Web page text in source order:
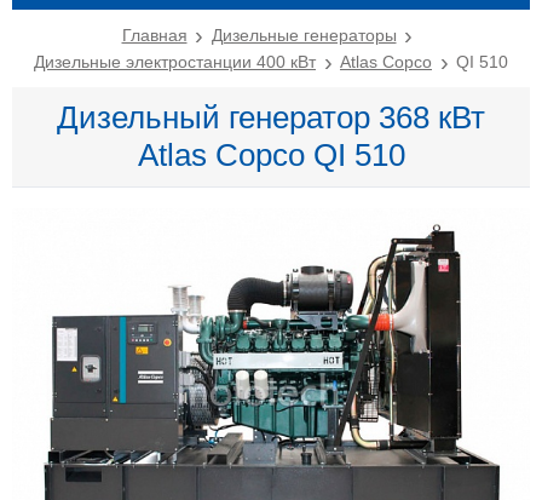
Главная
Дизельные генераторы
Дизельные электростанции 400 кВт
Atlas Copco QI 510
Дизельный генератор 368 кВт
Atlas Copco QI 510